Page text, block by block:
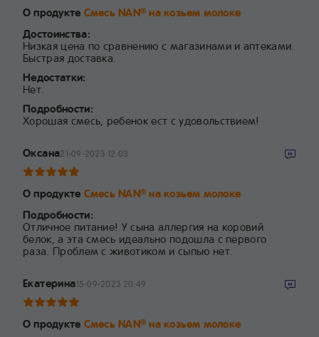
О продукте Смесь NAN® на козьем молоке
Достоинства:
Низкая цена по сравнению с магазинами и аптеками.
Быстрая доставка.
Недостатки:
Нет.
Подробности:
Хорошая смесь, ребенок ест с удовольствием!
Оксана21-09-2023 12:03
О продукте Смесь NAN® на козьем молоке
Подробности:
Отличное питание! У сына аллергия на коровий
белок, а эта смесь идеально подошла с первого
раза. Проблем с животиком и сыпью нет.
Екатерина15-09-2023 20:49
О продукте Смесь NAN® на козьем молоке